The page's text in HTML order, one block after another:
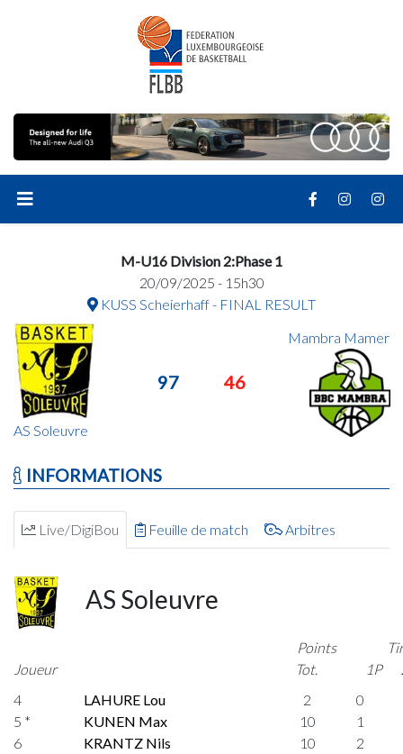
M-U16 Division 2:Phase 1
20/09/2025 - 15h30
KUSS Scheierhaff - FINAL RESULT
AS Soleuvre
97 46
Mambra Mamer
INFORMATIONS
Live/DigiBou Feuille de match Arbitres
AS Soleuvre
Joueur
Points
Tot.
1P
4
LAHURE Lou 2
0
5 *
KUNEN Max 10
1
6
KRANTZ Nils 10
2